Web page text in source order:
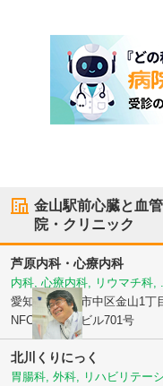
金山駅前心臓と血
院・クリニック
芦原内科・心療内科
内科, 心療内科, リウマチ科,
愛知県名古屋市中区金山1丁
NFC金山駅前ビル701号
北川くりにっく
胃腸科, 外科, リハビリテー